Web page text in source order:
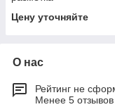
Цену уточняйте
О нас
Рейтинг не
Менее 5